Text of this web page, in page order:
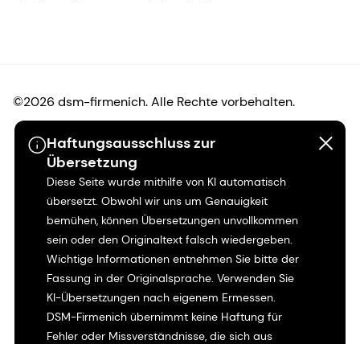
Haftungsausschluss zur
Übersetzung
Diese Seite wurde mithilfe von KI automatisch
übersetzt. Obwohl wir uns um Genauigkeit
bemühen, können Übersetzungen unvollkommen
sein oder den Originaltext falsch wiedergeben.
Wichtige Informationen entnehmen Sie bitte der
Fassung in der Originalsprache. Verwenden Sie
KI-Übersetzungen nach eigenem Ermessen.
DSM-Firmenich übernimmt keine Haftung für
Fehler oder Missverständnisse, die sich aus
©2026 dsm-firmenich. Alle Rechte vorbehalten.
Hinweis zum Datenschutz
Bedingungen für die Nutzung
Bedingungen und Konditionen
Kalifornien-Transparenz
Erklärung zur Zugänglichkeit